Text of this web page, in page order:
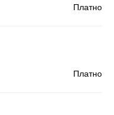
Платно
Платно